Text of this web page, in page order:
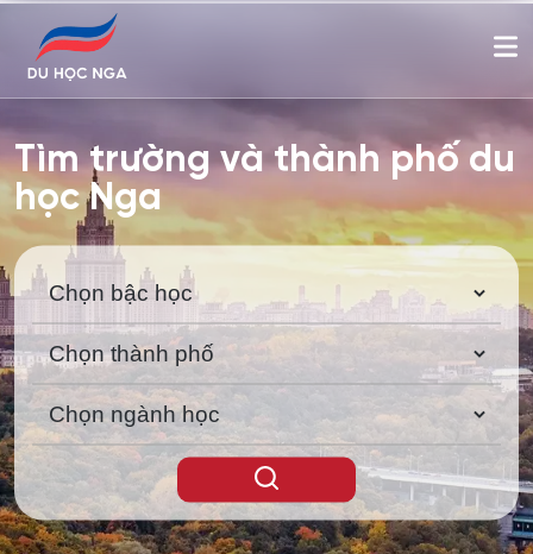
Tìm trường và thành phố du
học Nga